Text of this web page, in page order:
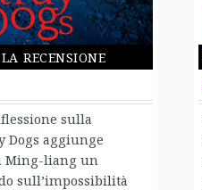
recensione
sulla
Dogs aggiunge
Ming-liang un
sull’impossibilità